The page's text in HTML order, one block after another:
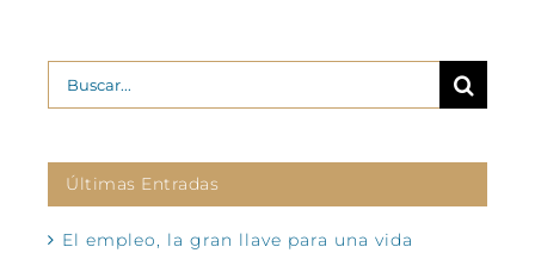
Buscar:
Últimas Entradas
El empleo, la gran llave para una vida